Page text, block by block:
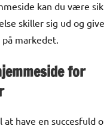
kan du være
skiller sig ud og
markedet.
for
have en succesfuld